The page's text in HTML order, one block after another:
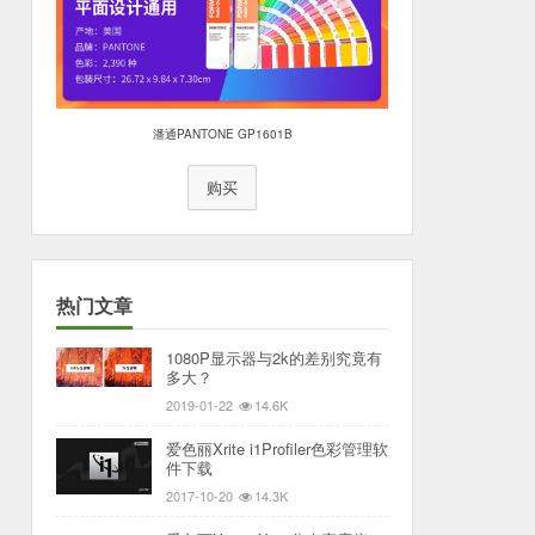
潘通PANTONE GP1601B
购买
热门文章
1080P显示器与2k的差别究竟有
多大？
2019-01-22 14.6K
爱色丽Xrite i1Profiler色彩管理软
件下载
2017-10-20 14.3K